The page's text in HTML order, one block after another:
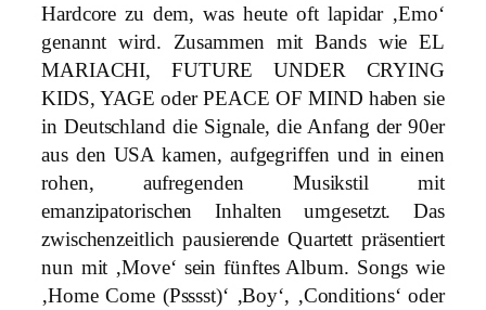
s
t
r
e
i
k
–
M
o
v
e
Hardcore zu dem, was heute oft lapidar ‚Emo‘
genannt wird. Zusammen mit Bands wie EL
MARIACHI, FUTURE UNDER CRYING
KIDS, YAGE oder PEACE OF MIND haben sie
in Deutschland die Signale, die Anfang der 90er
aus den USA kamen, aufgegriffen und in einen
rohen, aufregenden Musikstil mit
emanzipatorischen Inhalten umgesetzt. Das
zwischenzeitlich pausierende Quartett präsentiert
nun mit ‚Move‘ sein fünftes Album. Songs wie
‚Home Come (Psssst)‘ ‚Boy‘, ‚Conditions‘ oder